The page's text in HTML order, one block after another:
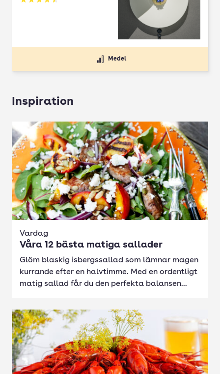
Betyg: 4.5 av 5
Medel
Inspiration
Vardag
Våra 12 bästa matiga sallader
Glöm blaskig isbergssallad som lämnar magen
kurrande efter en halvtimme. Med en ordentligt
matig sallad får du den perfekta balansen...